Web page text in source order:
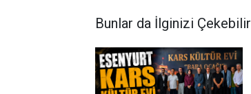
Bunlar da İlginizi Çekebilir